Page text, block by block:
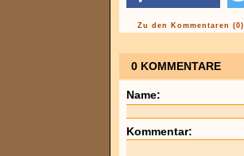
Zu den Kommentaren (0)
0 KOMMENTARE
Name:
Kommentar: